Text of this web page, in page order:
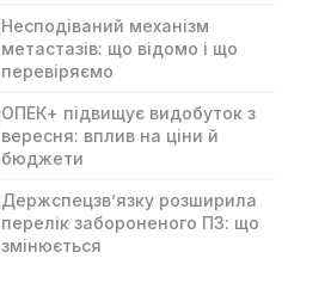
Несподіваний механізм
метастазів: що відомо і що
перевіряємо
ОПЕК+ підвищує видобуток з
вересня: вплив на ціни й
бюджети
Держспецзв’язку розширила
перелік забороненого ПЗ: що
змінюється